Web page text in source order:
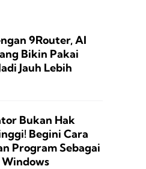
9Router, AI
Bikin Pakai
Jauh Lebih
Bukan Hak
Begini Cara
Program Sebagai
Windows